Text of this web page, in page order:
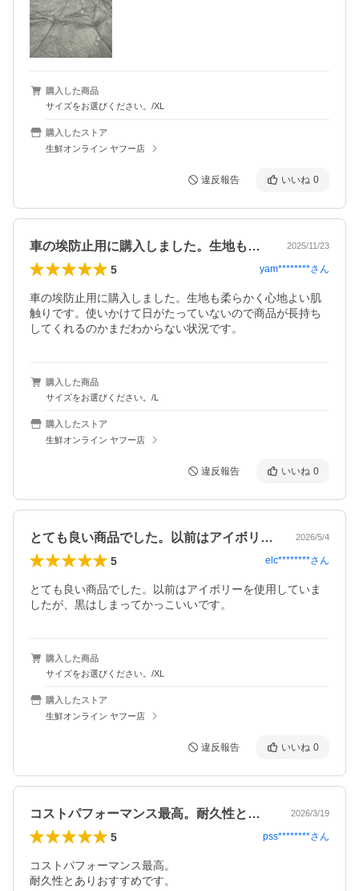
購入した商品
サイズをお選びください。/XL
購入したストア
生鮮オンライン ヤフー店
違反報告 いいね 0
車の埃防止用に購入しました。生地も柔ら… 2025/11/23
5 yam********さん
車の埃防止用に購入しました。生地も柔らかく心地よい肌
触りです。使いかけて日がたっていないので商品が長持ち
してくれるのかまだわからない状況です。
購入した商品
サイズをお選びください。/L
購入したストア
生鮮オンライン ヤフー店
違反報告 いいね 0
とても良い商品でした。以前はアイボリー… 2026/5/4
5 elc********さん
とても良い商品でした。以前はアイボリーを使用していま
したが、黒はしまってかっこいいです。
購入した商品
サイズをお選びください。/XL
購入したストア
生鮮オンライン ヤフー店
違反報告 いいね 0
コストパフォーマンス最高。耐久性とあり… 2026/3/19
5 pss********さん
コストパフォーマンス最高。
耐久性とありおすすめです。